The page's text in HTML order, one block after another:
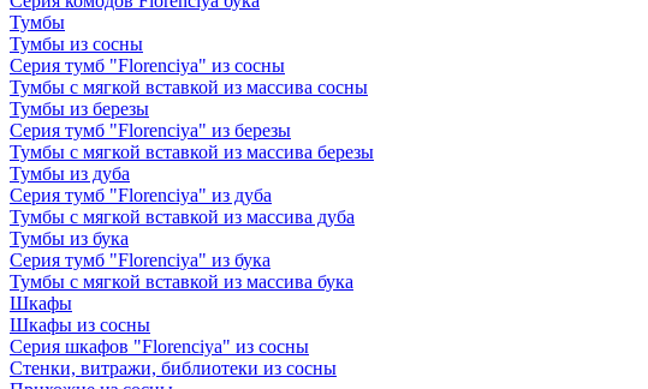
Тумбы
Тумбы из сосны
Серия тумб "Florenciya" из сосны
Тумбы с мягкой вставкой из массива сосны
Тумбы из березы
Серия тумб "Florenciya" из березы
Тумбы с мягкой вставкой из массива березы
Тумбы из дуба
Серия тумб "Florenciya" из дуба
Тумбы с мягкой вставкой из массива дуба
Тумбы из бука
Серия тумб "Florenciya" из бука
Тумбы с мягкой вставкой из массива бука
Шкафы
Шкафы из сосны
Серия шкафов "Florenciya" из сосны
Стенки, витражи, библиотеки из сосны